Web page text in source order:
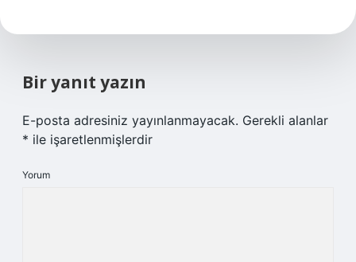
Bir yanıt yazın
E-posta adresiniz yayınlanmayacak. Gerekli alanlar
* ile işaretlenmişlerdir
Yorum